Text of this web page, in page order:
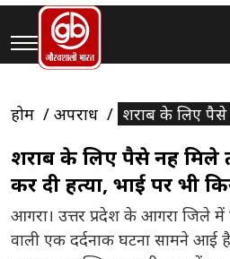
होम अपराध शराब के लिए पैसे
शराब के लिए पैसे नहीं मिले
कर दी हत्या, भाई पर भी
आगरा। उत्तर प्रदेश के आगरा जिले में
वाली एक दर्दनाक घटना सामने आई